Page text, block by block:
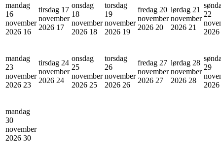
mandag
16
november
2026 16
tirsdag 17
november
2026 17
onsdag
18
november
2026 18
torsdag
19
november
2026 19
fredag 20
november
2026 20
lørdag 21
november
2026 21
22
2026
mandag
23
november
2026 23
tirsdag 24
november
2026 24
onsdag
25
november
2026 25
torsdag
26
november
2026 26
fredag 27
november
2026 27
lørdag 28
november
2026 28
29
2026
mandag
30
november
2026 30